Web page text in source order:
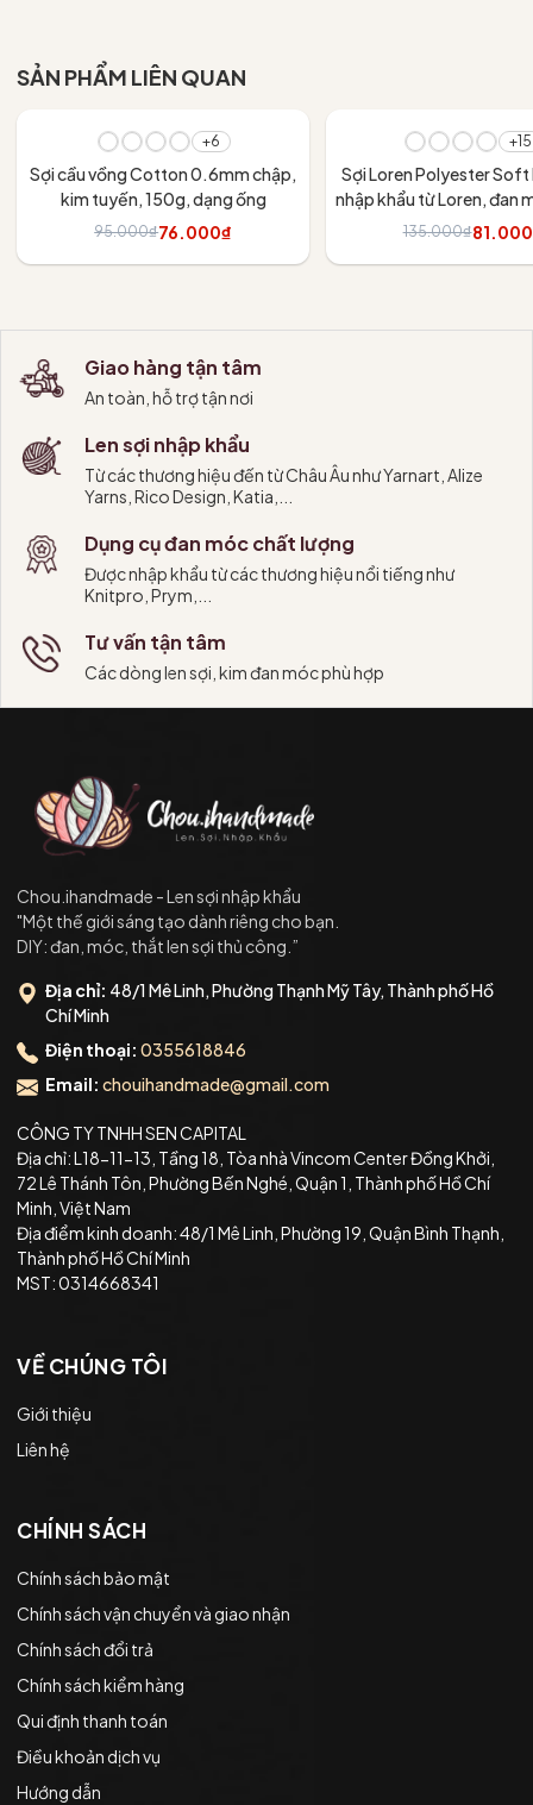
SẢN PHẨM LIÊN QUAN
+6
Sợi cầu vồng Cotton 0.6mm chập,
kim tuyến, 150g, dạng ống
95.000₫76.000₫
+15
Sợi Loren Polyester Soft
nhập khẩu từ Loren, đan
xách, nón, các đồ dùng
135.000₫
Giao hàng tận tâm
An toàn, hỗ trợ tận nơi
Len sợi nhập khẩu
Từ các thương hiệu đến từ Châu Âu như Yarnart, Alize
Yarns, Rico Design, Katia,...
Dụng cụ đan móc chất lượng
Được nhập khẩu từ các thương hiệu nổi tiếng như
Knitpro, Prym,...
Tư vấn tận tâm
Các dòng len sợi, kim đan móc phù hợp
Chou.ihandmade - Len sợi nhập khẩu
"Một thế giới sáng tạo dành riêng cho bạn.
DIY: đan, móc, thắt len sợi thủ công.”
Địa chỉ: 48/1 Mê Linh, Phường Thạnh Mỹ Tây, Thành phố Hồ
Chí Minh
Điện thoại: 0355618846
Email: chouihandmade@gmail.com
CÔNG TY TNHH SEN CAPITAL
Địa chỉ: L18-11-13, Tầng 18, Tòa nhà Vincom Center Đồng Khởi,
72 Lê Thánh Tôn, Phường Bến Nghé, Quận 1, Thành phố Hồ Chí
Minh, Việt Nam
Địa điểm kinh doanh: 48/1 Mê Linh, Phường 19, Quận Bình Thạnh,
Thành phố Hồ Chí Minh
MST: 0314668341
VỀ CHÚNG TÔI
Giới thiệu
Liên hệ
CHÍNH SÁCH
Chính sách bảo mật
Chính sách vận chuyển và giao nhận
Chính sách đổi trả
Chính sách kiểm hàng
Qui định thanh toán
Điều khoản dịch vụ
Hướng dẫn